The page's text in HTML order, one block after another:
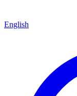
English